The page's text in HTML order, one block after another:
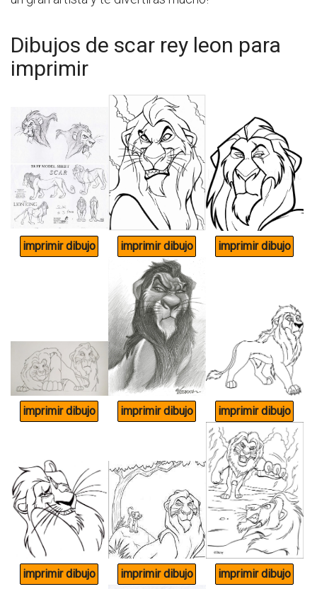
Dibujos de scar rey leon para
imprimir